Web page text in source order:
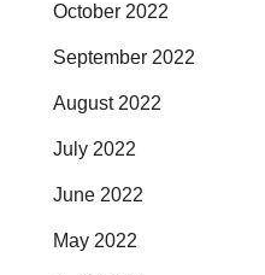
October 2022
September 2022
August 2022
July 2022
June 2022
May 2022